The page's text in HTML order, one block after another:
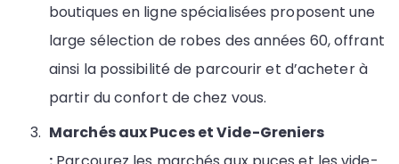
boutiques en ligne spécialisées proposent une
large sélection de robes des années 60, offrant
ainsi la possibilité de parcourir et d’acheter à
partir du confort de chez vous.
Marchés aux Puces et Vide-Greniers